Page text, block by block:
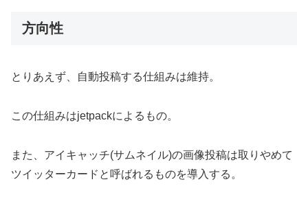
方向性
とりあえず、自動投稿する仕組みは維持。
この仕組みはjetpackによるもの。
また、アイキャッチ(サムネイル)の画像投稿は取りやめて
ツイッターカードと呼ばれるものを導入する。